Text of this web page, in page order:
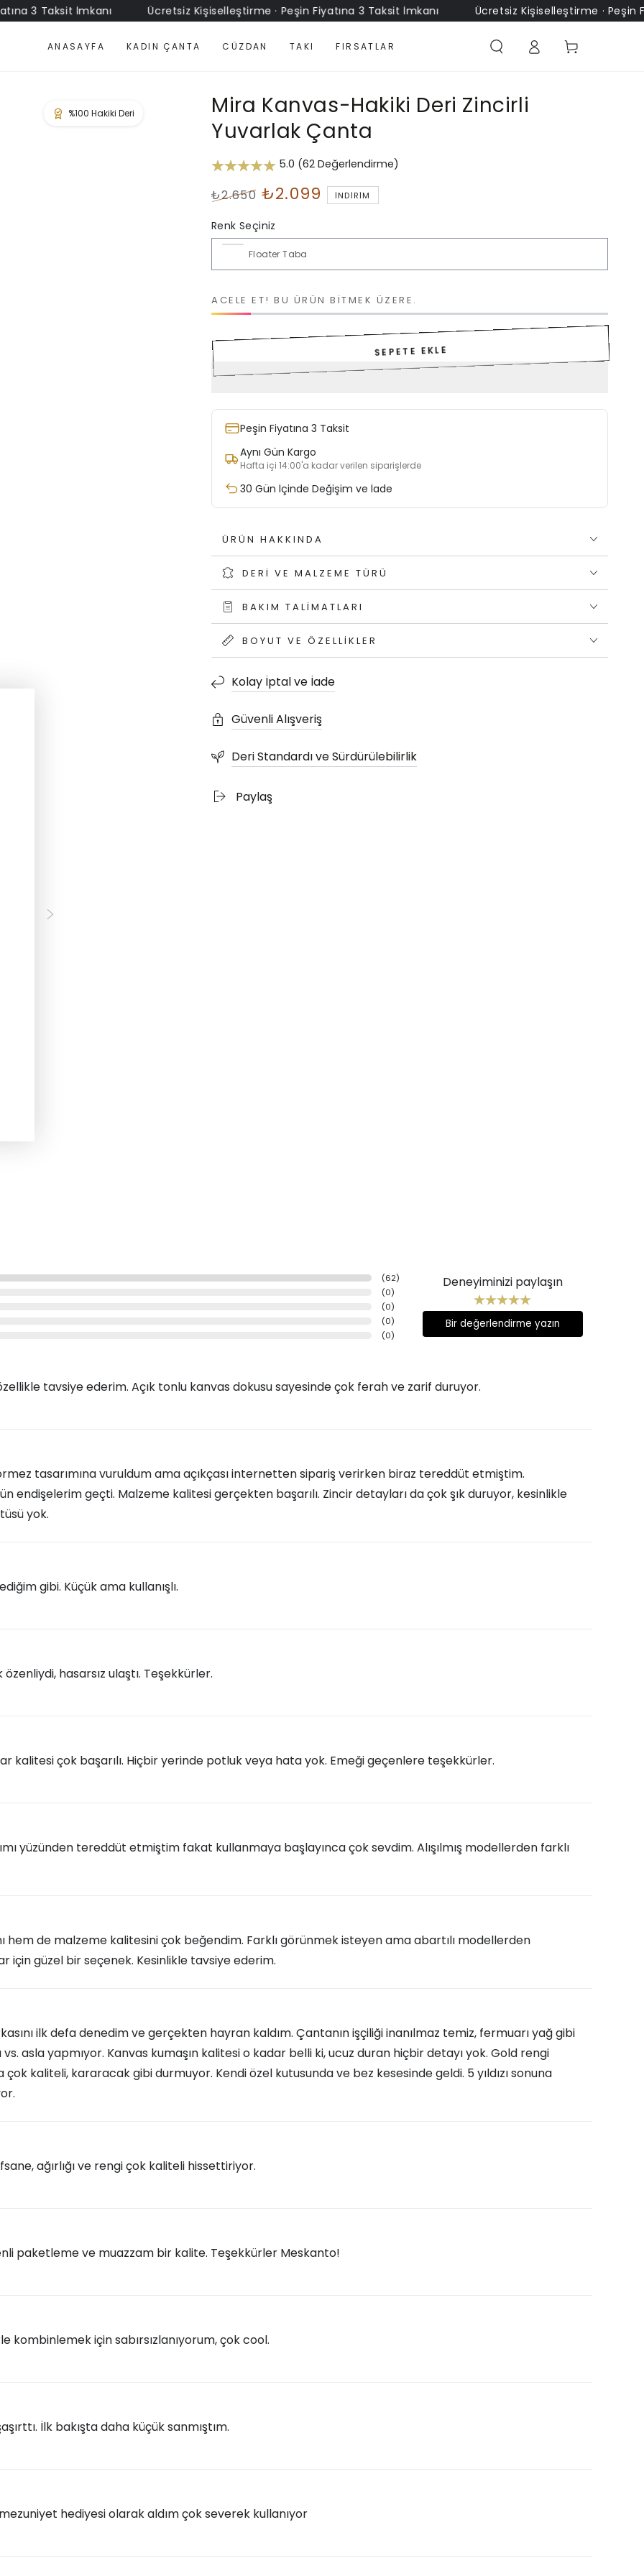
Taksit İmkanı Ücretsiz Kişiselleştirme · Peşin Fiyatına 3 Taksit İmkanı Ücretsiz Kişiselleştirme · Peşin
ANASAYFA KADIN ÇANTA CÜZDAN TAKI FIRSATLAR Sepet
Mira Kanvas-Hakiki Deri Zincirli
Yuvarlak Çanta
5.0 (62 Değerlendirme)
fiyat
₺2.650
Fiyat
₺2.099 İNDIRIM
Renk Seçiniz
ACELE ET! BU ÜRÜN BITMEK ÜZERE.
SEPETE EKLE
Peşin Fiyatına 3 Taksit
Aynı Gün Kargo
Hafta içi 14:00'a kadar verilen siparişlerde
30 Gün İçinde Değişim ve İade
ÜRÜN HAKKINDA
DERI VE MALZEME TÜRÜ
BAKIM TALIMATLARI
BOYUT VE ÖZELLIKLER
Kolay İptal ve İade
Güvenli Alışveriş
Deri Standardı ve Sürdürülebilirlik
Paylaş
(62)
(0)
(0)
(0)
(0)
Deneyiminizi paylaşın
Bir değerlendirme yazın
tavsiye ederim. Açık tonlu kanvas dokusu sayesinde çok ferah ve zarif duruyor.
tasarımına vuruldum ama açıkçası internetten sipariş verirken biraz tereddüt etmiştim.
endişelerim geçti. Malzeme kalitesi gerçekten başarılı. Zincir detayları da çok şık duruyor, kesinlikle
yok.
gibi. Küçük ama kullanışlı.
hasarsız ulaştı. Teşekkürler.
kalitesi çok başarılı. Hiçbir yerinde potluk veya hata yok. Emeği geçenlere teşekkürler.
yüzünden tereddüt etmiştim fakat kullanmaya başlayınca çok sevdim. Alışılmış modellerden farklı
hem de malzeme kalitesini çok beğendim. Farklı görünmek isteyen ama abartılı modellerden
için güzel bir seçenek. Kesinlikle tavsiye ederim.
ilk defa denedim ve gerçekten hayran kaldım. Çantanın işçiliği inanılmaz temiz, fermuarı yağ gibi
vs. asla yapmıyor. Kanvas kumaşın kalitesi o kadar belli ki, ucuz duran hiçbir detayı yok. Gold rengi
çok kaliteli, kararacak gibi durmuyor. Kendi özel kutusunda ve bez kesesinde geldi. 5 yıldızı sonuna
ağırlığı ve rengi çok kaliteli hissettiriyor.
paketleme ve muazzam bir kalite. Teşekkürler Meskanto!
kombinlemek için sabırsızlanıyorum, çok cool.
İlk bakışta daha küçük sanmıştım.
hediyesi olarak aldım çok severek kullanıyor